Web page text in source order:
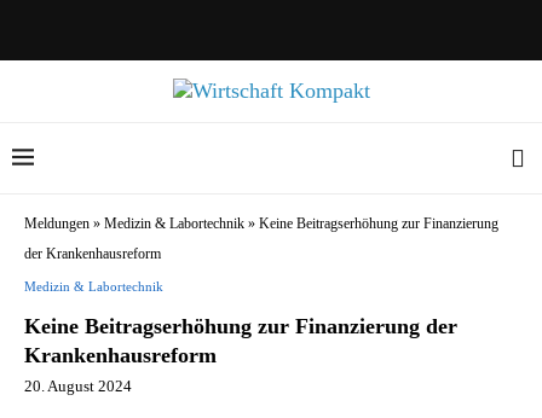
Meldungen » Medizin & Labortechnik » Keine Beitragserhöhung zur Finanzierung
der Krankenhausreform
Medizin & Labortechnik
Keine Beitragserhöhung zur Finanzierung der
Krankenhausreform
20. August 2024